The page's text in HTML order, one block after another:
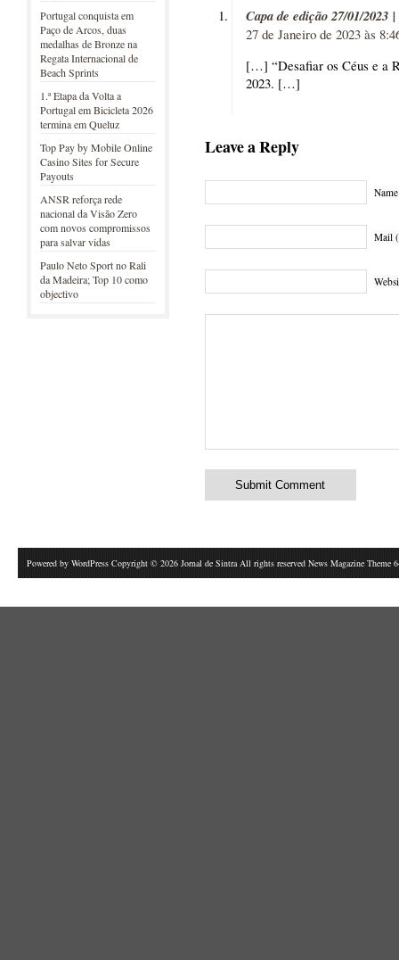
Portugal conquista em
Paço de Arcos, duas
medalhas de Bronze na
Regata Internacional de
Beach Sprints
1.ª Etapa da Volta a
Portugal em Bicicleta 2026
termina em Queluz
Top Pay by Mobile Online
Casino Sites for Secure
Payouts
ANSR reforça rede
nacional da Visão Zero
com novos compromissos
para salvar vidas
Paulo Neto Sport no Rali
da Madeira; Top 10 como
objectivo
Capa de edição 27/01/2023
27 de Janeiro de 2023 às
[…] “Desafiar os Céus e a
2023. […]
Leave a Reply
Mail
Powered by WordPress Copyright © 2026 Jornal de Sintra All rights reserved News Magazine Theme